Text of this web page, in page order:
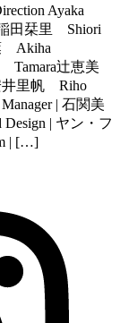
Ayaka
稲田栞里 Shiori
Akiha
Tamara辻恵美
井里帆 Riho
| 石関美
| ヤン・フ
| […]